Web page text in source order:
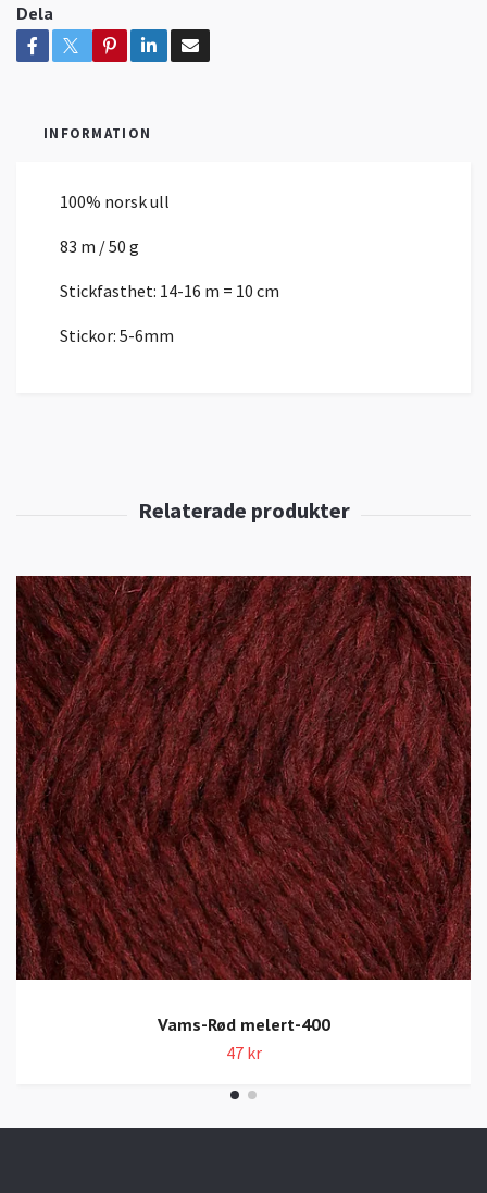
Dela
INFORMATION
100% norsk ull
83 m / 50 g
Stickfasthet: 14-16 m = 10 cm
Stickor: 5-6mm
Vams-Rød melert-400
47 kr